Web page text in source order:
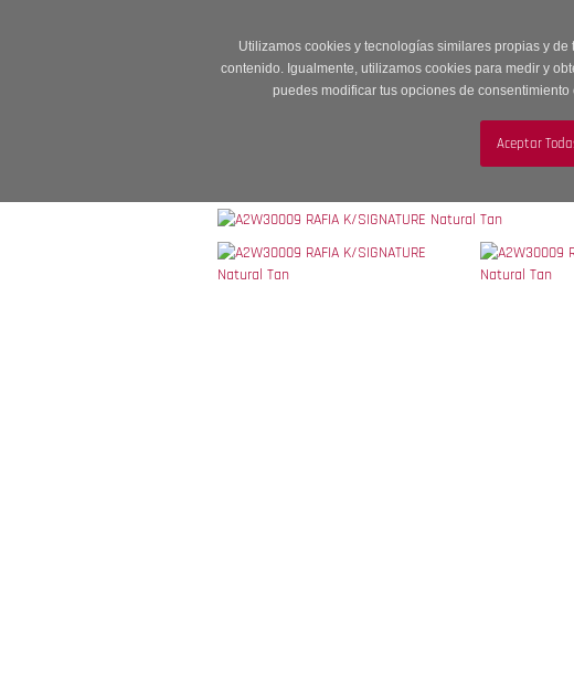
Utilizamos cookies y tecnologías similares propias y
contenido. Igualmente, utilizamos cookies para medir y
puedes modificar tus opciones de
MUJER